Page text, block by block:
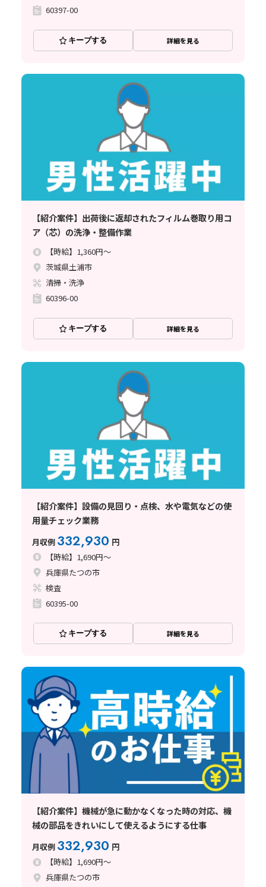
60397-00
キープする 詳細を見る
【紹介案件】出荷後に返却されたフィルム巻取り用コ
ア（芯）の洗浄・整備作業
【時給】1,360円～
茨城県土浦市
清掃・洗浄
60396-00
キープする 詳細を見る
【紹介案件】設備の見回り・点検、水や電気などの使
用量チェック業務
月収例 332,930 円
【時給】1,690円～
兵庫県たつの市
検査
60395-00
キープする 詳細を見る
【紹介案件】機械が急に動かなくなった時の対応、機
械の部品をきれいにして使えるようにする仕事
月収例 332,930 円
【時給】1,690円～
兵庫県たつの市